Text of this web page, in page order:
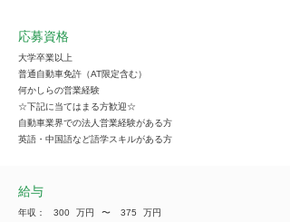
応募資格
大学卒業以上
普通自動車免許（AT限定含む）
何かしらの営業経験
☆下記に当てはまる方歓迎☆
自動車業界での法人営業経験がある方
英語・中国語など語学スキルがある方
給与
年収： 300 万円 ​〜 375 万円